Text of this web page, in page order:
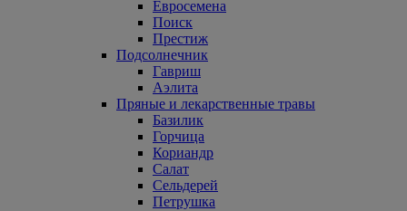
Евросемена
Поиск
Престиж
Подсолнечник
Гавриш
Аэлита
Пряные и лекарственные травы
Базилик
Горчица
Кориандр
Салат
Сельдерей
Петрушка